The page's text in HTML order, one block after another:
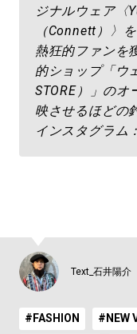
ジナルウェア〈
（Connett）〉
熱狂的ファンを
的ショップ「ウ
STORE）」の
映させるほどの
インスタグラム
Text_石井陽介
#FASHION #NEW